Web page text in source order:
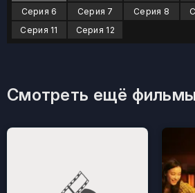
Серия 6 Серия 7 Серия 8
Серия 11
Серия 12
Смотреть ещё